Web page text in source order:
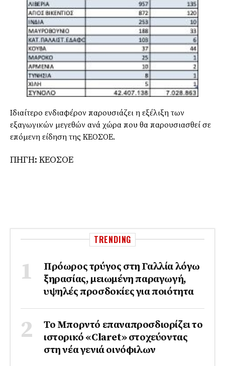
Ιδιαίτερο ενδιαφέρον παρουσιάζει η εξέλιξη των
εξαγωγικών μεγεθών ανά χώρα που θα παρουσιασθεί σε
επόμενη είδηση της ΚΕΟΣΟΕ.
ΠΗΓΗ: ΚΕΟΣΟΕ
TRENDING
Πρόωρος τρύγος στη Γαλλία λόγω
ξηρασίας, μειωμένη παραγωγή,
υψηλές προσδοκίες για ποιότητα
Το Μπορντό επαναπροσδιορίζει το
ιστορικό «Claret» στοχεύοντας
στη νέα γενιά οινόφιλων